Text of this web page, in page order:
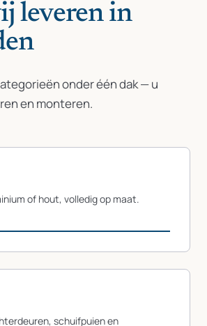
leveren in
onder één dak — u
en monteren.
of hout, volledig op maat.
schuifpuien en